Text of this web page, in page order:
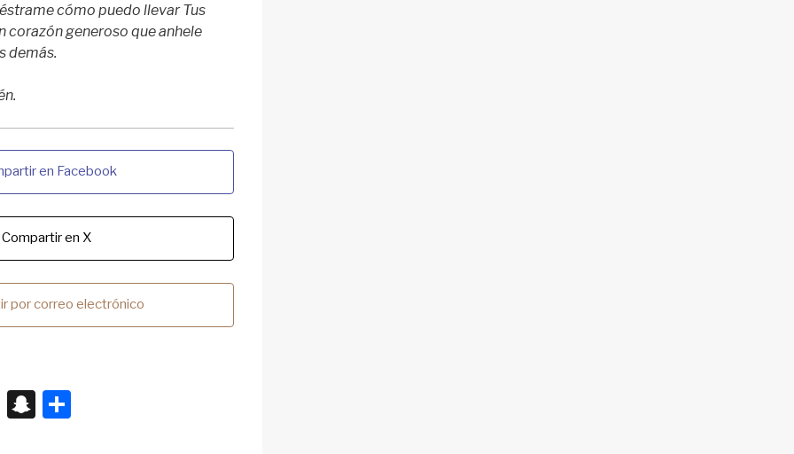
cómo puedo llevar Tus
corazón generoso que anhele
demás.
en Facebook
Compartir en X
por correo electrónico
X
S